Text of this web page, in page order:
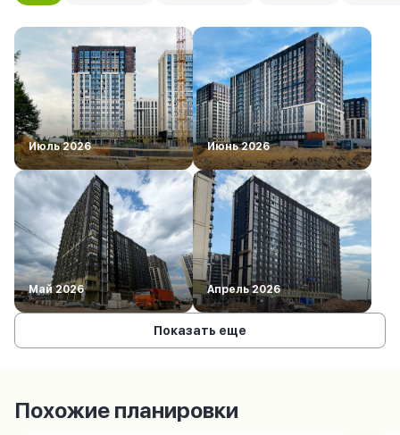
Июль 2026 Июнь 2026
Май 2026 Апрель 2026
Показать еще
Похожие планировки